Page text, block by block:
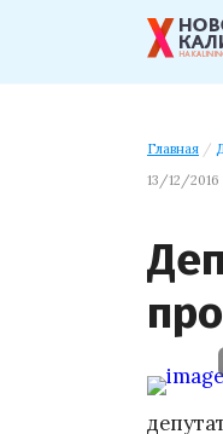
Главная /
13/12/2016